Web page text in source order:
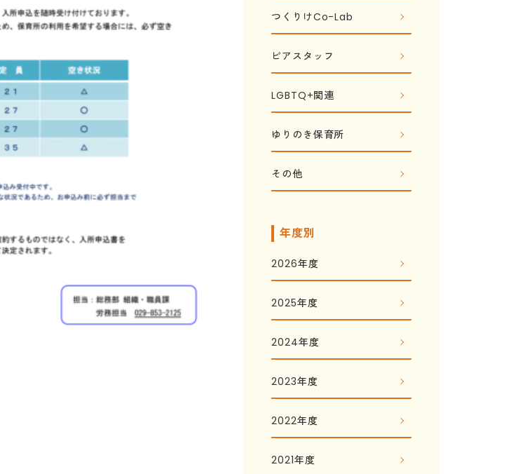
つくりけCo-Lab
ピアスタッフ
LGBTQ+関連
ゆりのき保育所
その他
年度別
2026年度
2025年度
2024年度
2023年度
2022年度
2021年度